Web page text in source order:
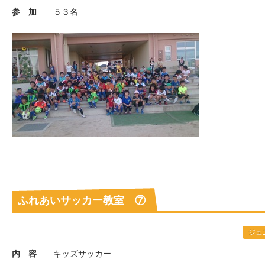
参 加 ５３名
ふれあいサッカー教室 ⑦
ジュ
内 容 キッズサッカー